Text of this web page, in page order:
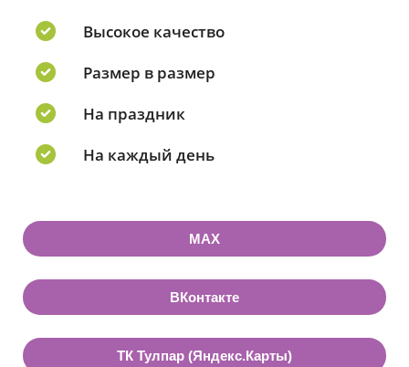
Высокое качество
Размер в размер
На праздник
На каждый день
MAX
ВКонтакте
ТК Тулпар (Яндекс.Карты)